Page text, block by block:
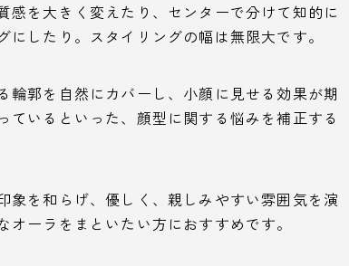
感を大きく変えたり、センターで分けて知的に
したり。スタイリングの幅は無限大です。
輪郭を自然にカバーし、小顔に見せる効果が期
ているといった、顔型に関する悩みを補正する
象を和らげ、優しく、親しみやすい雰囲気を演
ーラをまといたい方におすすめです。